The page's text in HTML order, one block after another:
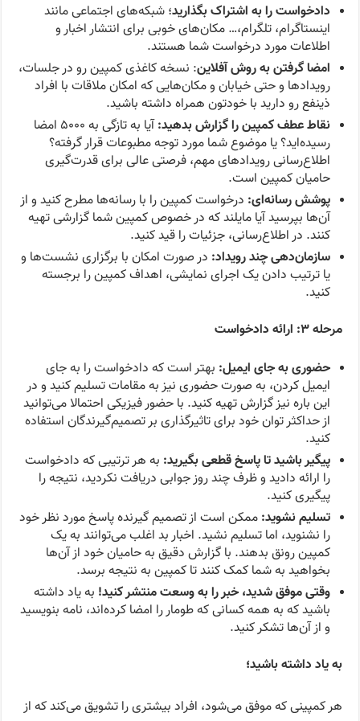
دادخواست را به اشتراک بگذارید؛ شبکه‌های اجتماعی مانند
اینستاگرام، تلگرام،… مکان‌های خوبی برای انتشار اخبار و
اطلاعات مورد درخواست شما هستند.
امضا گرفتن به روش آفلاین: نسخه کاغذی کمپین رو در جلسات،
رویدادها و حتی خیابان و مکان‌هایی که امکان ملاقات با افراد
ذینفع رو دارید با خودتون همراه داشته باشید.
نقاط عطف کمپین را گزارش بدهید:
آیا به تازگی به ۵۰۰۰ امضا
رسیده‌اید؟ یا موضوع شما مورد توجه مطبوعات قرار گرفته؟
اطلاع‌رسانی رویدادهای مهم، فرصتی عالی برای قدرت‌گیری
حامیان کمپین است.
پوشش رسانه‌ای: درخواست کمپین را با رسانه‌ها مطرح کنید و از
آن‌ها بپرسید آیا مایلند که در خصوص کمپین شما گزارشی تهیه
کنند. در اطلاع‌رسانی، جزئیات را قید کنید.
سازمان‌دهی چند رویداد: در صورت امکان با برگزاری نشست‌ها و
یا ترتیب دادن یک اجرای نمایشی، اهداف کمپین را برجسته
کنید.
مرحله ۳: ارائه دادخواست
حضوری به جای ایمیل: بهتر است که دادخواست را به جای
ایمیل کردن، به صورت حضوری نیز به مقامات تسلیم کنید و در
این باره نیز گزارش تهیه کنید. با حضور فیزیکی احتمالا می‌توانید
از حداکثر توان خود برای تاثیرگذاری بر تصمیم‌گیرندگان استفاده
کنید.
پیگیر باشید تا پاسخ قطعی بگیرید: به هر ترتیبی که دادخواست
را ارائه دادید و ظرف چند روز جوابی دریافت نکردید، نتیجه را
پیگیری کنید.
تسلیم نشوید: ممکن است از تصمیم گیرنده پاسخ مورد نظر خود
را نشنوید، اما تسلیم نشید. اخبار بد اغلب می‌توانند به یک
کمپین رونق بدهند. با گزارش دقیق به حامیان خود از آن‌ها
بخواهید به شما کمک کنند تا کمپین به نتیجه برسد.
وقتی موفق شدید، خبر را به وسعت منتشر کنید! به یاد داشته
باشید که به همه کسانی که طومار را امضا کرده‌اند، نامه بنویسید
و از آن‌ها تشکر کنید.
به یاد داشته باشید؛
هر کمپینی که موفق می‌شود، افراد بیشتری را تشویق می‌کند که از